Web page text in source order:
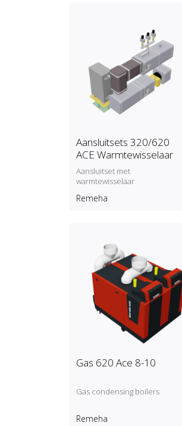
Aansluitsets 320/620
ACE Warmtewisselaar
Aansluitset met
warmtewisselaar
Remeha
Gas 620 Ace 8-10
Gas condensing boilers
Remeha